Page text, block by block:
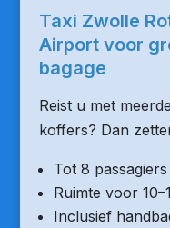
Taxi Zwolle
Airport voor
bagage
Reist u met
koffers? Dan
Tot 8 passagiers
Ruimte voor
Inclusief